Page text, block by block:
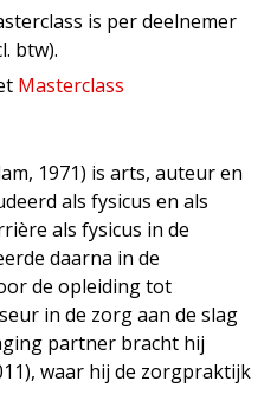
is per deelnemer
btw).
Masterclass
1971) is arts, auteur en
als fysicus en als
als fysicus in de
daarna in de
de opleiding tot
in de zorg aan de slag
partner bracht hij
waar hij de zorgpraktijk